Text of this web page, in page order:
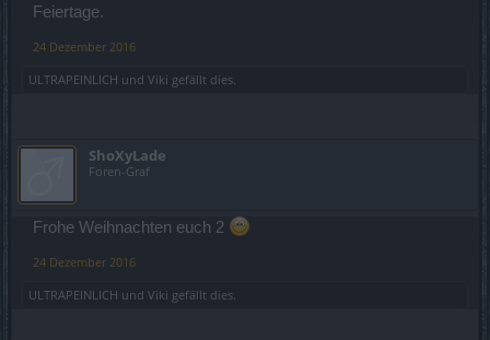
Feiertage.
24 Dezember 2016
ULTRAPEINLICH und Viki gefällt dies.
ShoXyLade
Foren-Graf
Frohe Weihnachten euch 2
24 Dezember 2016
ULTRAPEINLICH und Viki gefällt dies.